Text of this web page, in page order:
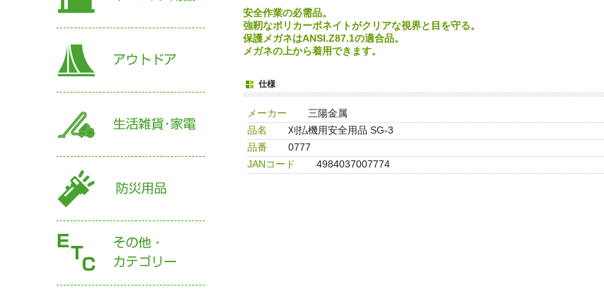
安全作業の必需品。
強靭なポリカーボネイトがクリアな視界と目を守る。
保護メガネはANSI.Z87.1の適合品。
メガネの上から着用できます。
仕様
メーカー
三陽金属
品名
刈払機用安全用品 SG-3
品番
0777
JANコード
4984037007774